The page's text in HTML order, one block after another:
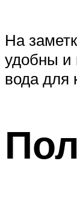
На
удобны и
вода для